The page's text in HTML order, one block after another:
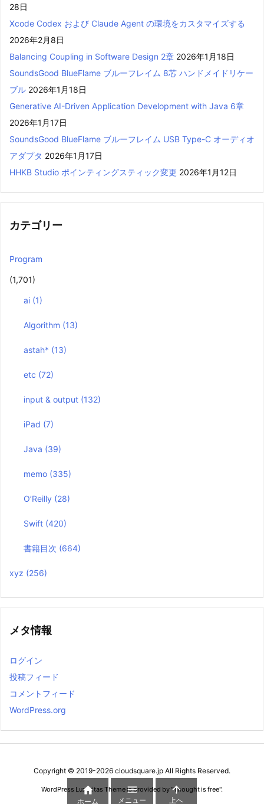
28日
Xcode Codex および Claude Agent の環境をカスタマイズする
2026年2月8日
Balancing Coupling in Software Design 2章 2026年1月18日
SoundsGood BlueFlame ブルーフレイム 8芯 ハンドメイドリケー
ブル 2026年1月18日
Generative AI-Driven Application Development with Java 6章
2026年1月17日
SoundsGood BlueFlame ブルーフレイム USB Type-C オーディオ
アダプタ 2026年1月17日
HHKB Studio ポインティングスティック変更 2026年1月12日
カテゴリー
Program
(1,701)
ai (1)
Algorithm (13)
astah* (13)
etc (72)
input & output (132)
iPad (7)
Java (39)
memo (335)
O’Reilly (28)
Swift (420)
書籍目次 (664)
xyz (256)
メタ情報
ログイン
投稿フィード
コメントフィード
WordPress.org
Copyright © 2019-2026 cloudsquare.jp All Rights Reserved.
WordPress Luxeritas Theme is provided by "Thought is free".

ホーム

メニュー

上へ